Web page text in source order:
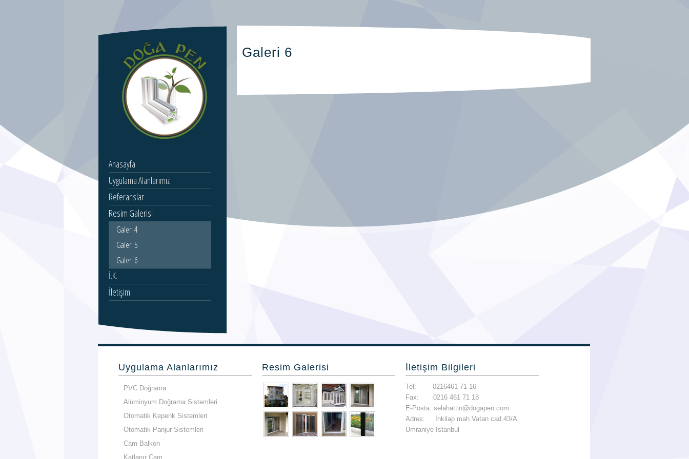
Anasayfa
Uygulama Alanlarımız
Referanslar
Resim Galerisi
Galeri 4
Galeri 5
Galeri 6
İ.K.
İletişim
Galeri 6
Uygulama Alanlarımız
PVC Doğrama
Alüminyum Doğrama Sistemleri
Otomatik Kepenk Sistemleri
Otomatik Panjur Sistemleri
Cam Balkon
Katlanır Cam
Resim Galerisi İletişim Bilgileri
Tel: 0216461 71 16
Fax: 0216 461 71 18
E-Posta: selahattin@dogapen.com
Adres: İnkilap mah.Vatan cad.43/A
Ümraniye İstanbul